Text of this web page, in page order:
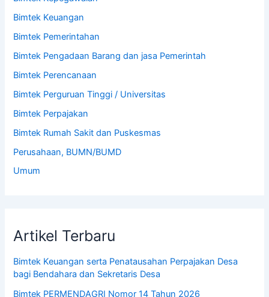
Bimtek Keuangan
Bimtek Pemerintahan
Bimtek Pengadaan Barang dan jasa Pemerintah
Bimtek Perencanaan
Bimtek Perguruan Tinggi / Universitas
Bimtek Perpajakan
Bimtek Rumah Sakit dan Puskesmas
Perusahaan, BUMN/BUMD
Umum
Artikel Terbaru
Bimtek Keuangan serta Penatausahan Perpajakan Desa
bagi Bendahara dan Sekretaris Desa
Bimtek PERMENDAGRI Nomor 14 Tahun 2026